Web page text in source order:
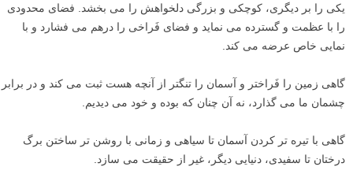
یکی را بر دیگری، کوچکی و بزرگی دلخواهش را می بخشد. فضای محدودی
را با عظمت و گسترده می نماید و فضای فَراخی را درهم می فشارد و با
نمایی خاص عرضه می کند.
گاهی زمین را فَراختر و آسمان را تنگتر از آنچه هست ثبت می کند و در برابر
چشمان ما می گذارد، نه آن چنان که بوده و خود می دیدیم.
گاهی با تیره تر کردن آسمان تا سیاهی و زمانی با روشن تر ساختن برگ
درختان تا سفیدی، دنیایی دیگر، غیر از حقیقت می سازد.